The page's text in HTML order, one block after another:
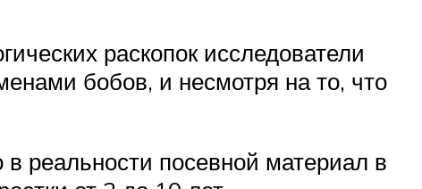
раскопок исследователи
бобов, и несмотря на то, что
реальности посевной материал в